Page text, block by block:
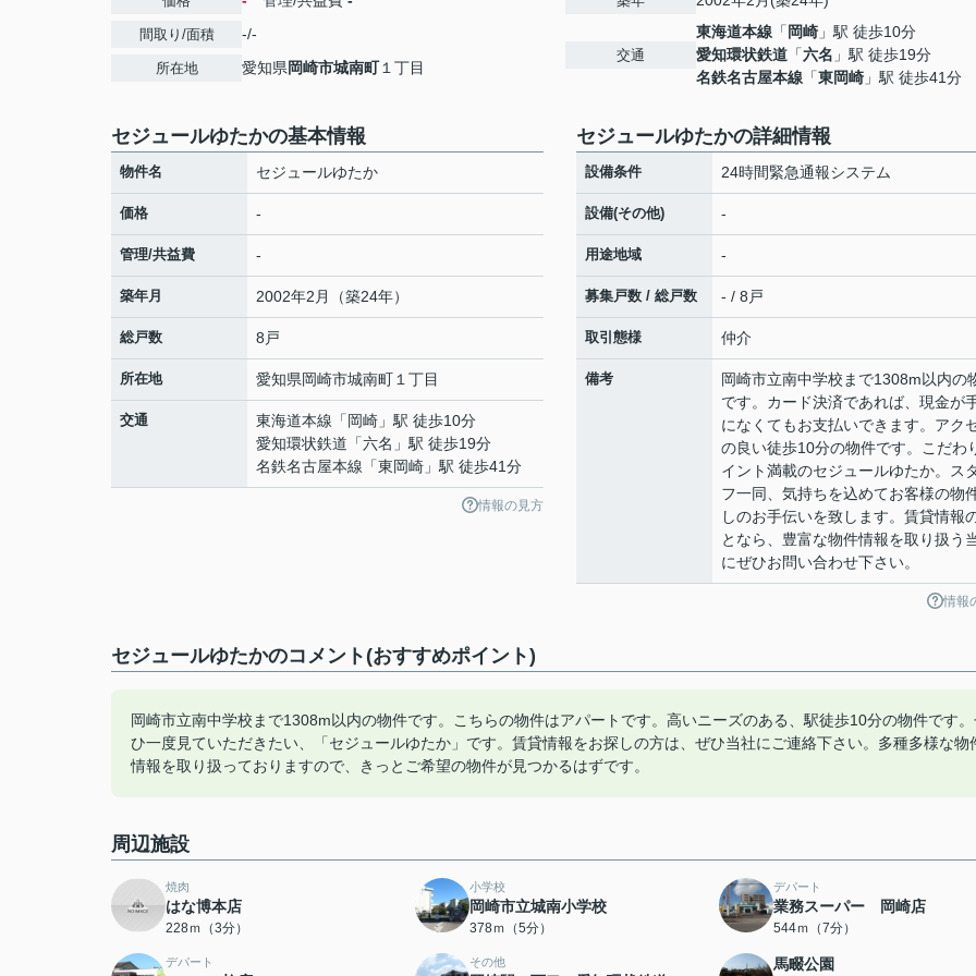
間取り/面積 -/-
所在地 愛知県岡崎市城南町１丁目
交通
東海道本線 「 岡崎 」駅 徒歩10分
愛知環状鉄道 「六名 」駅 徒歩19分
名鉄名古屋本線 「東岡崎 」駅 徒歩41分
セジュールゆたかの基本情報
物件名 セジュールゆたか
価格 -
管理/共益費 -
築年月 2002年2月（築24年）
総戸数 8戸
所在地 愛知県岡崎市城南町 １丁目
交通 東海道本線 「 岡崎 」駅 徒歩10分
愛知環状鉄道 「六名 」駅 徒歩19分
名鉄名古屋本線 「東岡崎 」駅 徒歩41分
情報の見方
セジュールゆたかの詳細情報
設備条件 24時間緊急通報システム
設備(その他) -
用途地域 -
募集戸数 / 総戸数 - / 8戸
取引態様 仲介
備考
岡崎市立南中学校まで1308m以内の
です。カード決済であれば、現金が
になくてもお支払いできます。アク
の良い徒歩10分の物件です。こだわ
イント満載のセジュールゆたか。ス
フ一同、気持ちを込めてお客様の物
しのお手伝いを致します。賃貸情報
となら、豊富な物件情報を取り扱う
にぜひお問い合わせ下さい。
情報
セジュールゆたかのコメント(おすすめポイント)
岡崎市立南中学校まで1308m以内の物件です。こちらの物件はアパートです。高いニーズのある、駅徒歩10分の物件です
ひ一度見ていただきたい、「セジュールゆたか」です。賃貸情報をお探しの方は、ぜひ当社にご連絡下さい。多種多様な物
情報を取り扱っておりますので、きっとご希望の物件が見つかるはずです。
周辺施設
焼肉
はな博本店
228ｍ（3分）
小学校
岡崎市立城南小学校
378ｍ（5分）
デパート
業務スーパー 岡崎店
544ｍ（7分）
デパート その他 馬畷公園